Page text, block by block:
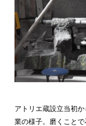
アトリエ蔵設立当初
業の様子。磨くこと